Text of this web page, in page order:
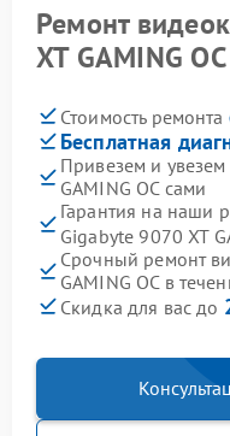
Ремонт
XT GAMING
Стоимость ремонта
Бесплатная
Привезем и
GAMING OC сами
Гарантия на наши
Gigabyte 9070 XT
Срочный ремонт
GAMING OC в
Скидка для вас до